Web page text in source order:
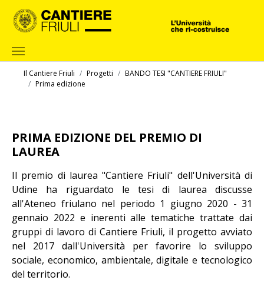
Skip to main content
Il Cantiere Friuli Progetti
BANDO TESI "CANTIERE FRIULI"
Prima edizione
PRIMA EDIZIONE DEL PREMIO DI
LAUREA
Il premio di laurea "Cantiere Friuli" dell'Università di
Udine ha riguardato le tesi di laurea discusse
all'Ateneo friulano nel periodo 1 giugno 2020 - 31
gennaio 2022 e inerenti alle tematiche trattate dai
gruppi di lavoro di Cantiere Friuli, il progetto avviato
nel 2017 dall'Università per favorire lo sviluppo
sociale, economico, ambientale, digitale e tecnologico
del territorio.